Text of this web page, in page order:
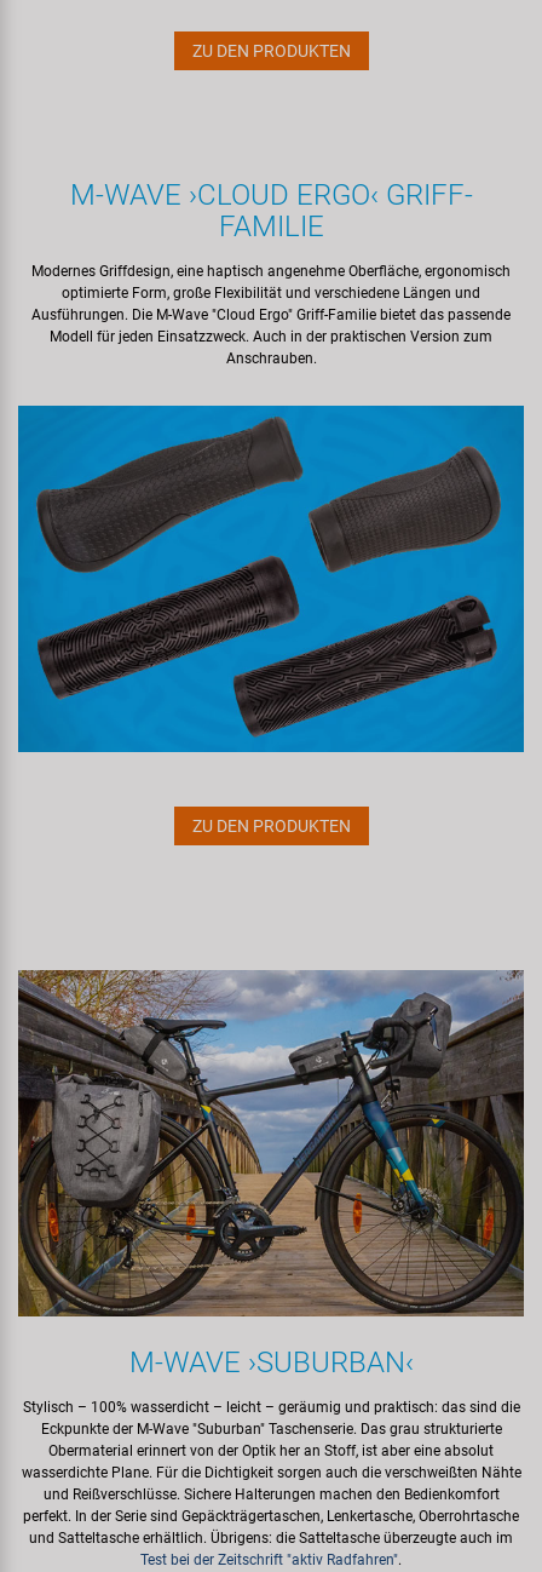
ZU DEN PRODUKTEN
M‍-‍WAVE ›CLOUD ERGO‹ GRIFF-
FAMILIE
Modernes Griffdesign, eine haptisch angenehme Oberfläche, ergonomisch
optimierte Form, große Flexibilität und verschiedene Längen und
Ausführungen. Die M‍-‍Wave "Cloud Ergo" Griff-Familie bietet das passende
Modell für jeden Einsatzzweck. Auch in der praktischen Version zum
Anschrauben.
ZU DEN PRODUKTEN
M‍-‍WAVE ›SUBURBAN‹
Stylisch – 100% wasserdicht – leicht – geräumig und praktisch: das sind die
Eckpunkte der M‍-‍Wave "Suburban" Taschenserie. Das grau strukturierte
Obermaterial erinnert von der Optik her an Stoff, ist aber eine absolut
wasserdichte Plane. Für die Dichtigkeit sorgen auch die verschweißten Nähte
und Reißverschlüsse. Sichere Halterungen machen den Bedienkomfort
perfekt. In der Serie sind Gepäckträgertaschen, Lenkertasche, Oberrohrtasche
und Satteltasche erhältlich. Übrigens: die Satteltasche überzeugte auch im
Test bei der Zeitschrift "aktiv Radfahren".